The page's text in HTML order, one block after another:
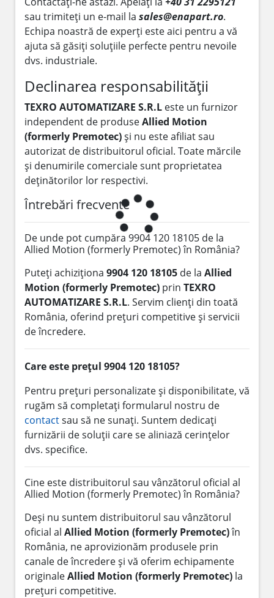
sau trimiteți un e-mail la sales@enapart.ro.
Echipa noastră de experți este aici pentru a vă
ajuta să găsiți soluțiile perfecte pentru nevoile
dvs. industriale.
Declinarea responsabilității
TEXRO AUTOMATIZARE S.R.L este un furnizor
independent de produseAllied Motion
(formerly Premotec)și nu este afiliat sau
autorizat de distribuitorul oficial. Toate mărcile
și denumirile comerciale sunt proprietatea
deținătorilor lor respectivi.
Întrebări frecvente
De unde pot cumpăra 9904 120 18105 de la
Allied Motion (formerly Premotec) în România?
Puteți achiziționa 9904 120 18105 de la Allied
Motion (formerly Premotec) prin TEXRO
AUTOMATIZARE S.R.L. Servim clienți din toată
România, oferind prețuri competitive și servicii
de încredere.
Care este prețul 9904 120 18105?
Pentru prețuri personalizate și disponibilitate, vă
rugăm să completați formularul nostru de
contactsau să ne sunați. Suntem dedicați
furnizării de soluții care se aliniază cerințelor
dvs. specifice.
Cine este distribuitorul sau vânzătorul oficial al
Allied Motion (formerly Premotec) în România?
Deși nu suntem distribuitorul sau vânzătorul
oficial al Allied Motion (formerly Premotec)în
România, ne aprovizionăm produsele prin
canale de încredere și vă oferim echipamente
originaleAllied Motion (formerly Premotec) la
prețuri competitive.